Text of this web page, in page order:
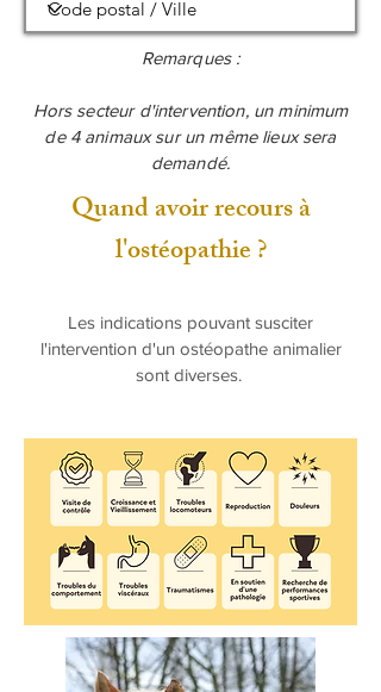
Remarques :
Hors secteur d'intervention, un minimum
de 4 animaux sur un même lieux sera
demandé.
Quand avoir recours à
l'ostéopathie ?
Les indications pouvant susciter
l'intervention d'un ostéopathe animalier
sont diverses.